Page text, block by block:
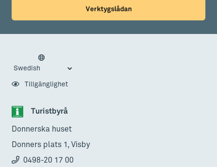
Verktygslådan
Turistbyrå
Donnerska huset
Donners plats 1, Visby
0498-20 17 00
Tillgänglighet